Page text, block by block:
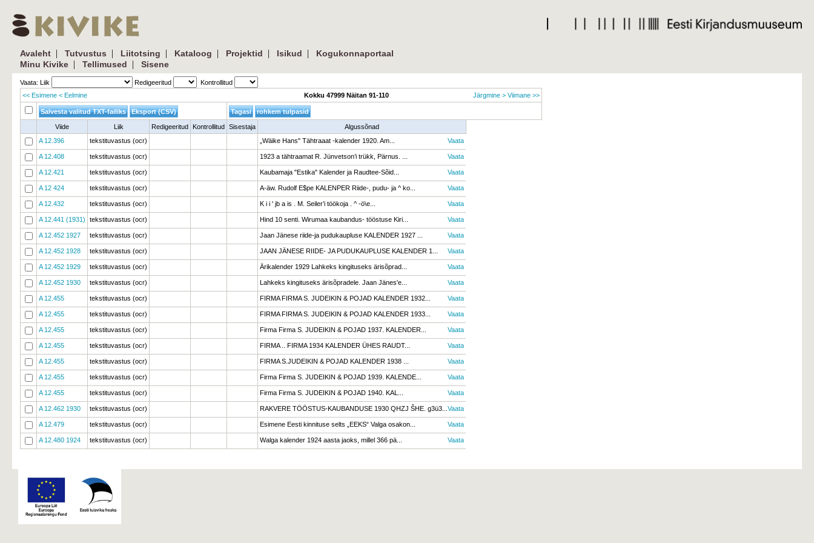
Avaleht | Tutvustus | Liitotsing | Kataloog | Projektid | Isikud |
Kogukonnaportaal
Minu Kivike | Tellimused | Sisene
Vaata: Liik Redigeeritud
Kontrollitud
<< Esimene < Eelmine Kokku 47999 Näitan 91-110 Järgmine > Viimane >>
Viide Liik Redigeeritud Kontrollitud Sisestaja
Algussõnad
A 12.396
tekstituvastus (ocr) Vaata
„Wäike Hans" Tähtraaat -kalender 1920. Am...
A 12.408 tekstituvastus (ocr) Vaata
1923 a tähtraamat R. Jünvetson’i trükk, Pärnus. ...
A 12.421 tekstituvastus (ocr) Vaata
Kaubamaja "Estika" Kalender ja Raudtee-Sõid...
A 12 424 tekstituvastus (ocr) Vaata
A-äw. Rudolf E$pe KALENPER Riide-, pudu- ja ^ ko...
A 12.432 tekstituvastus (ocr) Vaata
K i i ' jb a is . M. Seiler’i töökoja . ^ -ö\e...
A 12.441 (1931) tekstituvastus (ocr) Vaata
Hind 10 senti. Wirumaa kaubandus- tööstuse Kiri...
A 12.452 1927 tekstituvastus (ocr) Vaata
Jaan Jänese riide-ja pudukaupluse KALENDER 1927 ...
A 12.452 1928 tekstituvastus (ocr) Vaata
JAAN JÄNESE RIIDE- JA PUDUKAUPLUSE KALENDER 1...
A 12.452 1929 tekstituvastus (ocr) Vaata
Ärikalender 1929 Lahkeks kingituseks ärisõprad...
A 12.452 1930 tekstituvastus (ocr) Vaata
Lahkeks kingituseks ärisõpradele. Jaan Jänes'e...
A 12.455 tekstituvastus (ocr) Vaata
FIRMA FIRMA S. JUDEIKIN & POJAD KALENDER 1932...
A 12.455 tekstituvastus (ocr) Vaata
FIRMA FIRMA S. JUDEIKIN & POJAD KALENDER 1933...
A 12.455 tekstituvastus (ocr) Vaata
Firma Firma S. JUDEIKIN & POJAD 1937. KALENDER...
A 12.455 tekstituvastus (ocr) Vaata
FIRMA .. FIRMA 1934 KALENDER ÜHES RAUDT...
A 12.455 tekstituvastus (ocr) Vaata
FIRMA S.JUDEIKIN & POJAD KALENDER 1938 ...
A 12.455 tekstituvastus (ocr) Vaata
Firma Firma S. JUDEIKIN & POJAD 1939. KALENDE...
A 12.455 tekstituvastus (ocr) Vaata
Firma Firma S. JUDEIKIN & POJAD 1940. KAL...
A 12.462 1930 tekstituvastus (ocr) Vaata
RAKVERE TÖÖSTUS-KAUBANDUSE 1930 QHZJ ŠHE. g3ü3...
A 12.479 tekstituvastus (ocr) Vaata
Esimene Eesti kinnituse selts „EEKS“ Valga osakon...
A 12.480 1924 tekstituvastus (ocr) Vaata
Walga kalender 1924 aasta jaoks, millel 366 pä...